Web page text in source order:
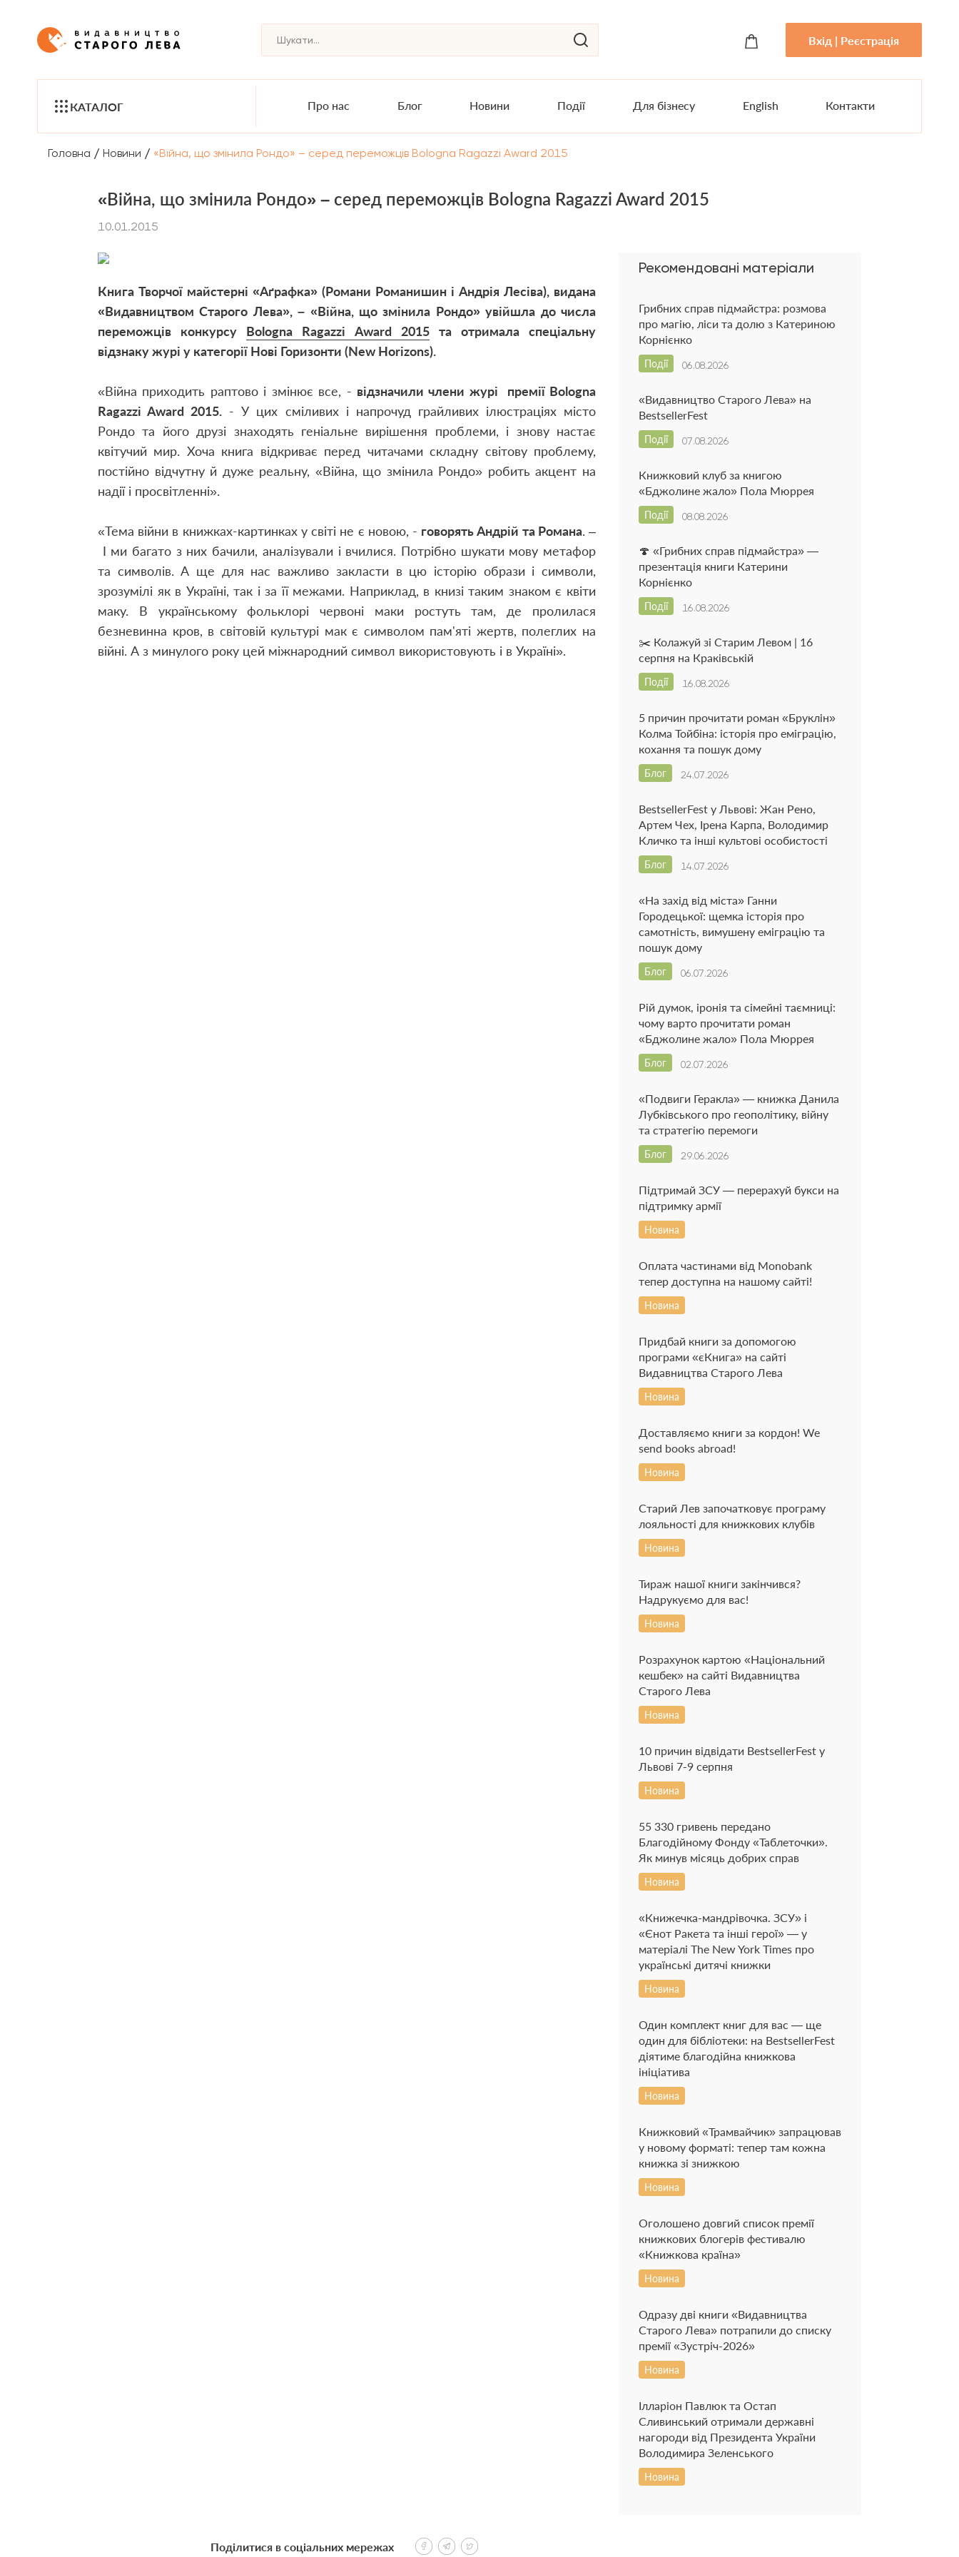
Вхід | Реєстрація
КАТАЛОГ Про нас Блог Новини Події Для бізнесу English Контакти
Головна / Новини / «Війна, що змінила Рондо» – серед переможців Bologna Ragazzi Award 2015
«Війна, що змінила Рондо» – серед переможців Bologna Ragazzi Award 2015
10.01.2015
Книга Творчої майстерні «Аґрафка» (Романи Романишин і Андрія Лесіва), видана
«Видавництвом Старого Лева», – «Війна, що змінила Рондо» увійшла до числа
переможців конкурсу Bologna Ragazzi Award 2015та отримала спеціальну
відзнаку журі у категорії Нові Горизонти (New Horizons).
«Війна приходить раптово і змінює все, - відзначили члени журі премії Bologna
Ragazzi Award 2015. - У цих сміливих і напрочуд грайливих ілюстраціях місто
Рондо та його друзі знаходять геніальне вирішення проблеми, і знову настає
квітучий мир. Хоча книга відкриває перед читачами складну світову проблему,
постійно відчутну й дуже реальну, «Війна, що змінила Рондо» робить акцент на
надії і просвітленні».
«Тема війни в книжках-картинках у світі не є новою, - говорять Андрій та Романа. –
І ми багато з них бачили, аналізували і вчилися. Потрібно шукати мову метафор
та символів. А ще для нас важливо закласти в цю історію образи і символи,
зрозумілі як в Україні, так і за її межами. Наприклад, в книзі таким знаком є квіти
маку. В українському фольклорі червоні маки ростуть там, де пролилася
безневинна кров, в світовій культурі мак є символом пам'яті жертв, полеглих на
війні. А з минулого року цей міжнародний символ використовують і в Україні».
Рекомендовані матеріали
Грибних справ підмайстра: розмова
про магію, ліси та долю з Катериною
Корнієнко
06.08.2026
Події
«Видавництво Старого Лева» на
BestsellerFest
07.08.2026
Події
Книжковий клуб за книгою
«Бджолине жало» Пола Мюррея
08.08.2026
Події
🍄 «Грибних справ підмайстра» —
презентація книги Катерини
Корнієнко
16.08.2026
Події
✂️ Колажуй зі Старим Левом | 16
серпня на Краківській
16.08.2026
Події
5 причин прочитати роман «Бруклін»
Колма Тойбіна: історія про еміграцію,
кохання та пошук дому
24.07.2026
Блог
BestsellerFest у Львові: Жан Рено,
Артем Чех, Ірена Карпа, Володимир
Кличко та інші культові особистості
14.07.2026
Блог
«На захід від міста» Ганни
Городецької: щемка історія про
самотність, вимушену еміграцію та
пошук дому
06.07.2026
Блог
Рій думок, іронія та сімейні таємниці:
чому варто прочитати роман
«Бджолине жало» Пола Мюррея
02.07.2026
Блог
«Подвиги Геракла» — книжка Данила
Лубківського про геополітику, війну
та стратегію перемоги
29.06.2026
Блог
Підтримай ЗСУ — перерахуй букси на
підтримку армії
Новина
Оплата частинами від Monobank
тепер доступна на нашому сайті!
Новина
Придбай книги за допомогою
програми «єКнига» на сайті
Видавництва Старого Лева
Новина
Доставляємо книги за кордон! We
send books abroad!
Новина
Старий Лев започатковує програму
лояльності для книжкових клубів
Новина
Тираж нашої книги закінчився?
Надрукуємо для вас!
Новина
Розрахунок картою «Національний
кешбек» на сайті Видавництва
Старого Лева
Новина
10 причин відвідати BestsellerFest у
Львові 7-9 серпня
Новина
55 330 гривень передано
Благодійному Фонду «Таблеточки».
Як минув місяць добрих справ
Новина
«Книжечка-мандрівочка. ЗСУ» і
«Єнот Ракета та інші герої» — у
матеріалі The New York Times про
українські дитячі книжки
Новина
Один комплект книг для вас — ще
один для бібліотеки: на BestsellerFest
діятиме благодійна книжкова
ініціатива
Новина
Книжковий «Трамвайчик» запрацював
у новому форматі: тепер там кожна
книжка зі знижкою
Новина
Оголошено довгий список премії
книжкових блогерів фестивалю
«Книжкова країна»
Новина
Одразу дві книги «Видавництва
Старого Лева» потрапили до списку
премії «Зустріч-2026»
Новина
Ілларіон Павлюк та Остап
Сливинський отримали державні
нагороди від Президента України
Володимира Зеленського
Новина
Поділитися в соціальних мережах